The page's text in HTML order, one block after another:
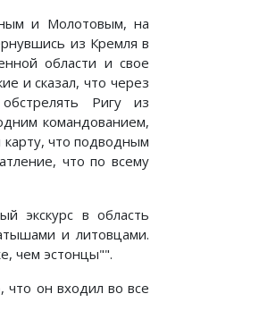
и Молотовым, на
из Кремля в
области и свое
и сказал, что через
Ригу из
командованием,
карту, что подводным
что по всему
экскурс в область
и литовцами.
чем эстонцы"".
что он входил во все